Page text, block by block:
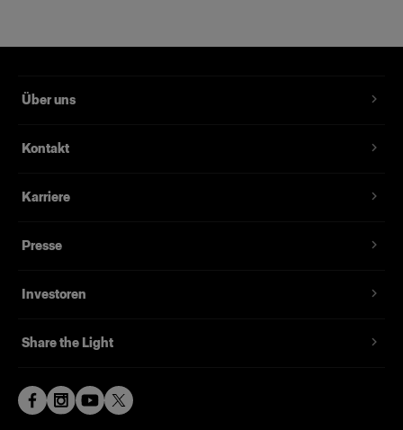
Über uns
Kontakt
Karriere
Presse
Investoren
Share the Light